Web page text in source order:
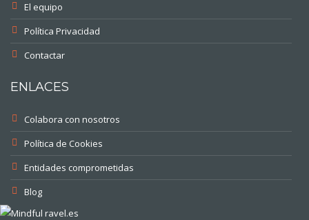
El equipo
Política Privacidad
Contactar
ENLACES
Colabora con nosotros
Política de Cookies
Entidades comprometidas
Blog